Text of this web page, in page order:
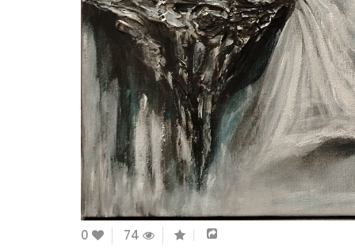
0 74